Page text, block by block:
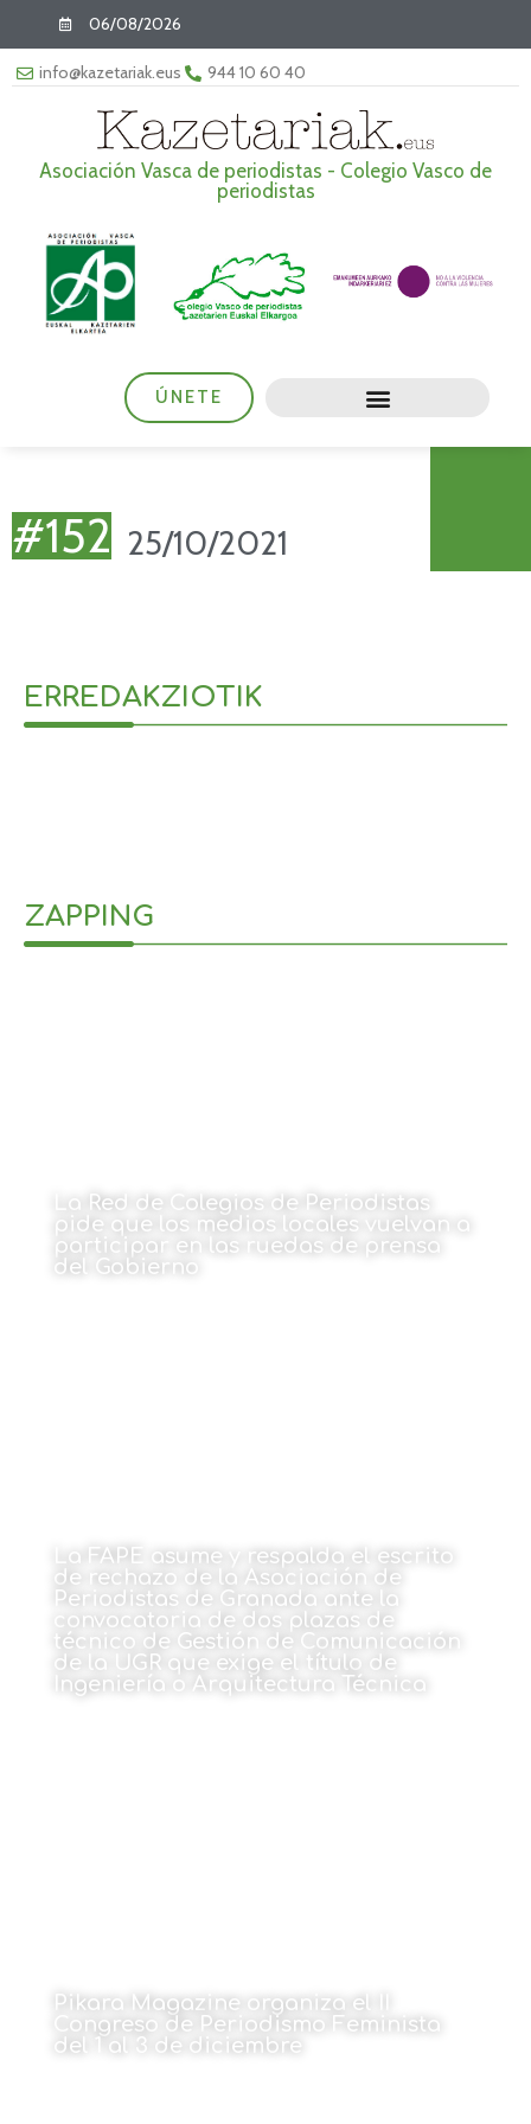
06/08/2026
info@kazetariak.eus 944 10 60 40
Asociación Vasca de periodistas - Colegio Vasco de
periodistas
ÚNETE
#152 25/10/2021
ERREDAKZIOTIK
ZAPPING
La Red de Colegios de Periodistas
pide que los medios locales vuelvan a
participar en las ruedas de prensa
del Gobierno
La FAPE asume y respalda el escrito
de rechazo de la Asociación de
Periodistas de Granada ante la
convocatoria de dos plazas de
técnico de Gestión de Comunicación
de la UGR que exige el título de
Ingeniería o Arquitectura Técnica
Pikara Magazine organiza el II
Congreso de Periodismo Feminista
del 1 al 3 de diciembre